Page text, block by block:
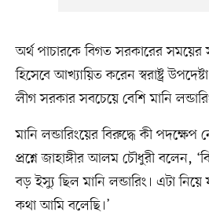
অর্থ পাচারকে বিগত সরকারের
হিসেবে আখ্যায়িত করেন স্বরাষ্ট্র
লীগ সরকার সবচেয়ে বেশি মানি
মানি লন্ডারিংয়ের বিরুদ্ধে কী
প্রশ্নে জাহাঙ্গীর আলম চৌধুরী বলেন,
বড় ইস্যু ছিল মানি লন্ডারিং। এটা
কথা আমি বলেছি।’